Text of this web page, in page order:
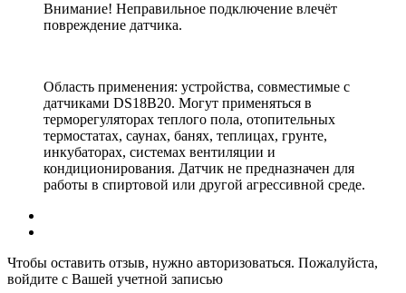
Внимание! Неправильное подключение влечёт
повреждение датчика.
Область применения: устройства, совместимые с
датчиками DS18B20. Могут применяться в
терморегуляторах теплого пола, отопительных
термостатах, саунах, банях, теплицах, грунте,
инкубаторах, системах вентиляции и
кондиционирования. Датчик не предназначен для
работы в спиртовой или другой агрессивной среде.
Чтобы оставить отзыв, нужно авторизоваться. Пожалуйста,
войдите с Вашей учетной записью